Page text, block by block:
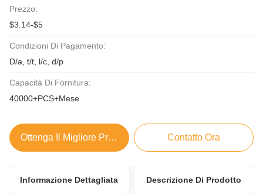
Prezzo:
$3.14-$5
Condizioni Di Pagamento:
D/a, t/t, l/c, d/p
Capacità Di Fornitura:
40000+PCS+Mese
Ottenga Il Migliore Prezzo Contatto Ora
Informazione Dettagliata Descrizione Di Prodotto